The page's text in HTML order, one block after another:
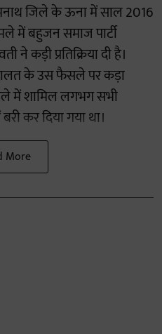
जिले के ऊना में साल 2016
में बहुजन समाज पार्टी
ने कड़ी प्रतिक्रिया दी है।
के उस फैसले पर कड़ा
में शामिल लगभग सभी
कर दिया गया था।
More